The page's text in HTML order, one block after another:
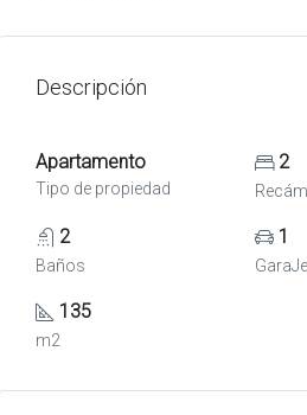
Descripción
Apartamento
Tipo de propiedad
2
2
Baños
1
GaraJe
135
m2